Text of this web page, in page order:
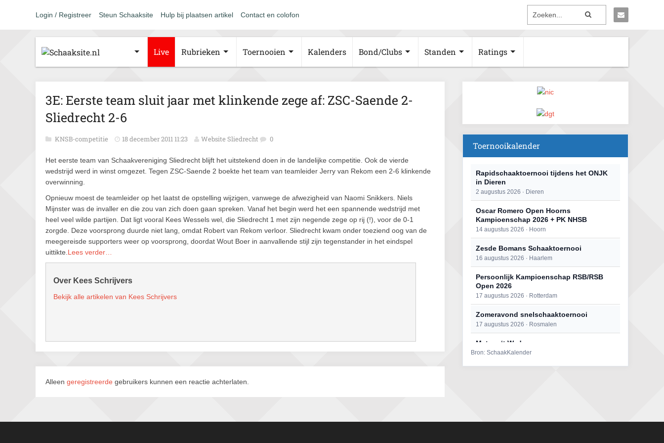
Login / Registreer Steun Schaaksite Hulp bij plaatsen artikel Contact en colofon
Live Rubrieken Toernooien Kalenders Bond/Clubs Standen Ratings
3E: Eerste team sluit jaar met klinkende zege af: ZSC-Saende 2-
Sliedrecht 2-6
KNSB-competitie 18 december 2011 11:23 Website Sliedrecht 0
Het eerste team van Schaakvereniging Sliedrecht blijft het uitstekend doen in de landelijke competitie. Ook de vierde
wedstrijd werd in winst omgezet. Tegen ZSC-Saende 2 boekte het team van teamleider Jerry van Rekom een 2-6 klinkende
overwinning.
Opnieuw moest de teamleider op het laatst de opstelling wijzigen, vanwege de afwezigheid van Naomi Snikkers. Niels
Mijnster was de invaller en die zou van zich doen gaan spreken. Vanaf het begin werd het een spannende wedstrijd met
heel veel wilde partijen. Dat ligt vooral Kees Wessels wel, die Sliedrecht 1 met zijn negende zege op rij (!), voor de 0-1
zorgde. Deze voorsprong duurde niet lang, omdat Robert van Rekom verloor. Sliedrecht kwam onder toeziend oog van de
meegereisde supporters weer op voorsprong, doordat Wout Boer in aanvallende stijl zijn tegenstander in het eindspel
uittikte. Lees verder…
Over Kees Schrijvers
Bekijk alle artikelen van Kees Schrijvers
Alleen geregistreerde gebruikers kunnen een reactie achterlaten.
Toernooikalender
Rapidschaaktoernooi tijdens het ONJK
in Dieren
2 augustus 2026 · Dieren
Oscar Romero Open Hoorns
Kampioenschap 2026 + PK NHSB
14 augustus 2026 · Hoorn
Zesde Bomans Schaaktoernooi
16 augustus 2026 · Haarlem
Persoonlijk Kampioenschap RSB/RSB
Open 2026
17 augustus 2026 · Rotterdam
Zomeravond snelschaaktoernooi
17 augustus 2026 · Rosmalen
Mat op ‘t Wad
22 augustus 2026 · Den Burg, Texel
Bron: SchaakKalender